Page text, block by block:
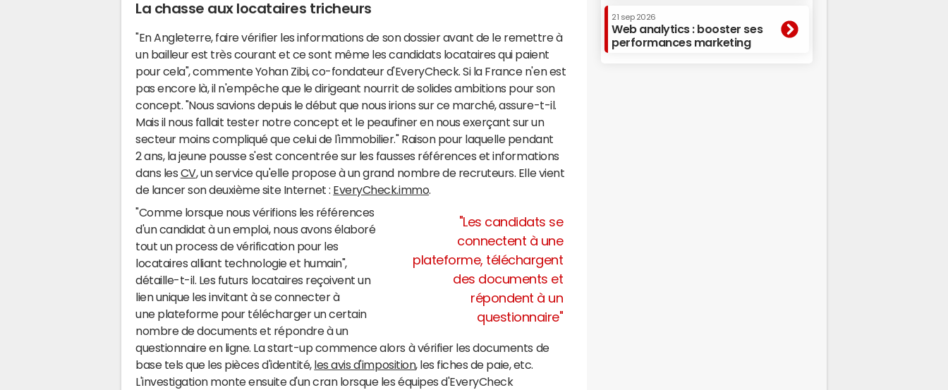
La chasse aux locataires tricheurs
"En Angleterre, faire vérifier les informations de son dossier avant de le remettre à
un bailleur est très courant et ce sont même les candidats locataires qui paient
pour cela", commente Yohan Zibi, co-fondateur d'EveryCheck. Si la France n'en est
pas encore là, il n'empêche que le dirigeant nourrit de solides ambitions pour son
concept. "Nous savions depuis le début que nous irions sur ce marché, assure-t-il.
Mais il nous fallait tester notre concept et le peaufiner en nous exerçant sur un
secteur moins compliqué que celui de l'immobilier." Raison pour laquelle pendant
2 ans, la jeune pousse s'est concentrée sur les fausses références et informations
dans les CV, un service qu'elle propose à un grand nombre de recruteurs. Elle vient
de lancer son deuxième site Internet : EveryCheck.immo
"Les candidats se
connectent à une
plateforme, téléchargent
des documents et
répondent à un
questionnaire"
"Comme lorsque nous vérifions les références
d'un candidat à un emploi, nous avons élaboré
tout un process de vérification pour les
locataires alliant technologie et humain",
détaille-t-il. Les futurs locataires reçoivent un
lien unique les invitant à se connecter à
une plateforme pour télécharger un certain
nombre de documents et répondre à un
questionnaire en ligne. La start-up commence alors à vérifier les documents de
base tels que les pièces d'identité, les avis d'imposition, les fiches de paie, etc.
L'investigation monte ensuite d'un cran lorsque les équipes d'EveryCheck
21 sep 2026
Web analytics : booster ses
performances marketing